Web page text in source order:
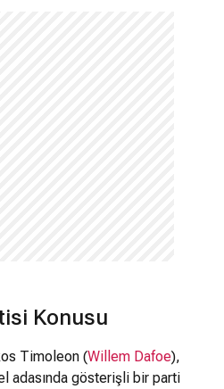
Konusu
Timoleon (Willem Dafoe),
adasında gösterişli bir parti